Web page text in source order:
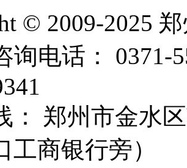
© 2009-2025
询电话：
： 郑州市金水
工商银行旁）